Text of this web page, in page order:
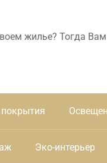
жилье? Тогда
Эко-интерьер